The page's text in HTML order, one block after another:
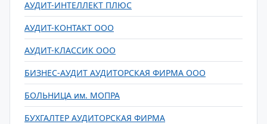
АУДИТ-ИНТЕЛЛЕКТ ПЛЮС
АУДИТ-КОНТАКТ ООО
АУДИТ-КЛАССИК ООО
БИЗНЕС-АУДИТ АУДИТОРСКАЯ ФИРМА ООО
БОЛЬНИЦА им. МОПРА
БУХГАЛТЕР АУДИТОРСКАЯ ФИРМА